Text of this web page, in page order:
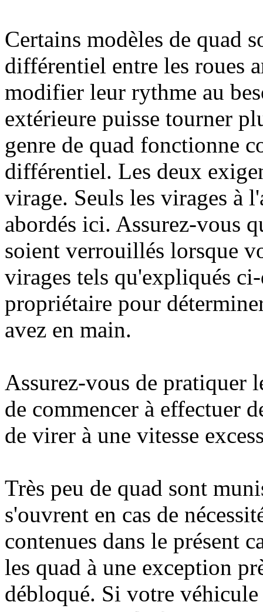
Certains modèles de quad
différentiel entre les roues
modifier leur rythme au
extérieure puisse tourner
genre de quad fonctionne
différentiel. Les deux
virage. Seuls les virages à
abordés ici. Assurez-vous
soient verrouillés lorsque
virages tels qu'expliqués
propriétaire pour
avez en main.
Assurez-vous de pratiquer
de commencer à effectuer
de virer à une vitesse
Très peu de quad sont
s'ouvrent en cas de
contenues dans le présent
les quad à une exception
débloqué. Si votre